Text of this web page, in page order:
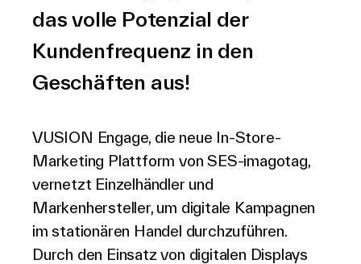
das volle Potenzial der
Kundenfrequenz in den
Geschäften aus!
VUSION Engage, die neue In-Store-
Marketing Plattform von SES-imagotag,
vernetzt Einzelhändler und
Markenhersteller, um digitale Kampagnen
im stationären Handel durchzuführen.
Durch den Einsatz von digitalen Displays